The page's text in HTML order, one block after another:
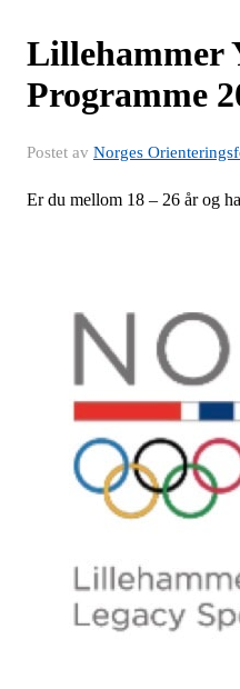
Lillehammer
Programme
Postet av Norges
Er du mellom 18 – 26 år og